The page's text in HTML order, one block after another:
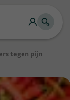
tegen pijn